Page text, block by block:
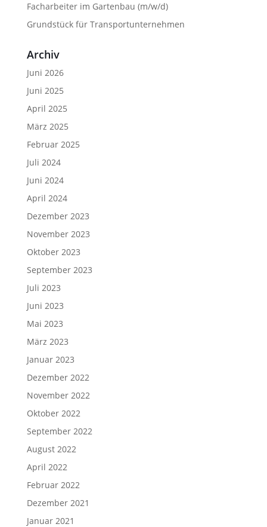
Facharbeiter im Gartenbau (m/w/d)
Grundstück für Transportunternehmen
Archiv
Juni 2026
Juni 2025
April 2025
März 2025
Februar 2025
Juli 2024
Juni 2024
April 2024
Dezember 2023
November 2023
Oktober 2023
September 2023
Juli 2023
Juni 2023
Mai 2023
März 2023
Januar 2023
Dezember 2022
November 2022
Oktober 2022
September 2022
August 2022
April 2022
Februar 2022
Dezember 2021
Januar 2021